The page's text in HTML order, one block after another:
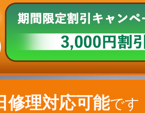
修理対応可能です